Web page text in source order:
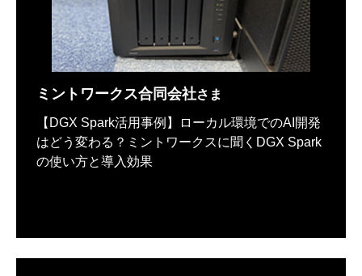
ミントワークス合同会社さま
【DGX Spark活用事例】ローカル環境でのAI開発
はどう変わる？ミントワークスに聞くDGX Spark
の使い方と導入効果